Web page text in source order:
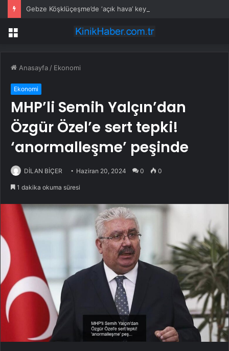
Gebze Köşklüçeşme’de ‘açık hava’ keyif
Menü
Anasayfa / Ekonomi
Ekonomi
MHP’li Semih Yalçın’dan
Özgür Özel’e sert tepki!
‘anormalleşme’ peşinde
DİLAN BİÇER Haziran 20, 2024 0 0
1 dakika okuma süresi